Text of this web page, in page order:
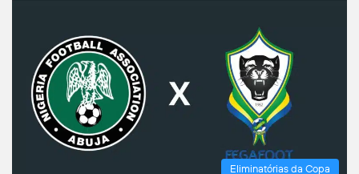
Eliminatórias da Copa